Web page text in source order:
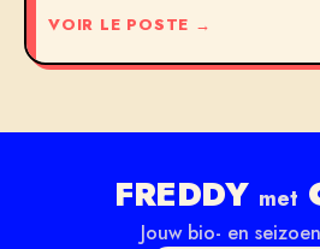
VOIR LE POSTE →
FREDDY met
Jouw bio- en